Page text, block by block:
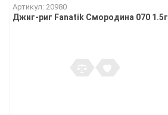
Артикул: 20980
Джиг-риг Fanatik Смородина 070 1.5г